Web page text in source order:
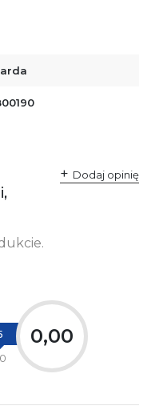
Dodaj opinię
0,00